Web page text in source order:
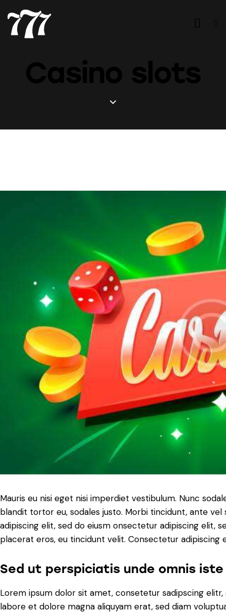
Mauris eu nisi eget nisi imperdiet vestibulum. Nunc
blandit tortor eu, sodales justo. Morbi tincidunt, ante
adipiscing elit, sed do eiusm onsectetur adipiscing elit,
placerat eros, eu tincidunt velit. Consectetur adipiscing
Sed ut perspiciatis unde omnis
Lorem ipsum dolor sit amet, consetetur sadipscing
labore et dolore magna aliquyam erat, sed diam